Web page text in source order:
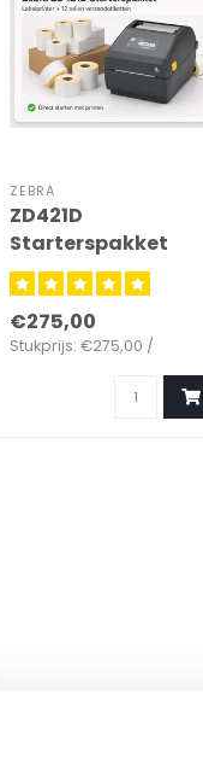
ZEBRA
ZD421D
Starterspakket
€275,00
Stukprijs: €275,00 /